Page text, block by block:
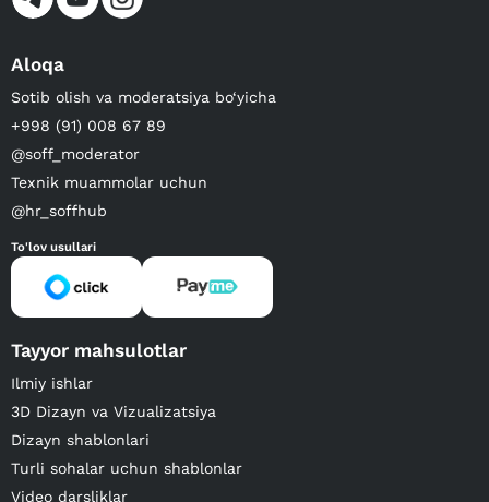
Aloqa
Sotib olish va moderatsiya bo‘yicha
+998 (91) 008 67 89
@soff_moderator
Texnik muammolar uchun
@hr_soffhub
To'lov usullari
Tayyor mahsulotlar
Ilmiy ishlar
3D Dizayn va Vizualizatsiya
Dizayn shablonlari
Turli sohalar uchun shablonlar
Video darsliklar